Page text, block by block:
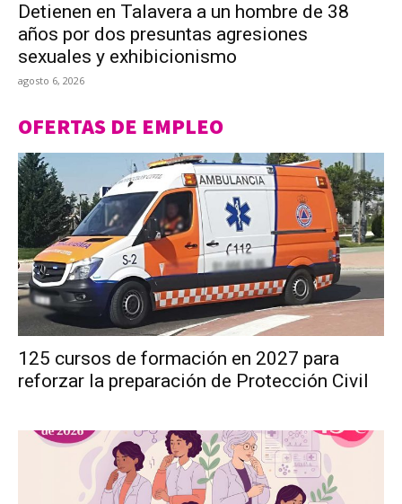
Detienen en Talavera a un hombre de 38
años por dos presuntas agresiones
sexuales y exhibicionismo
agosto 6, 2026
OFERTAS DE EMPLEO
125 cursos de formación en 2027 para
reforzar la preparación de Protección Civil